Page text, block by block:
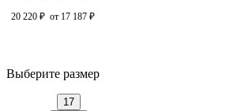
20 220 ₽ от 17 187 ₽
Выберите размер
17